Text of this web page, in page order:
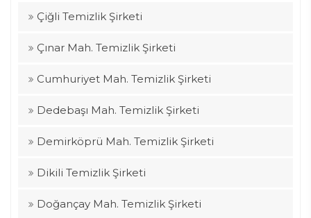
Çiğli Temizlik Şirketi
Çınar Mah. Temizlik Şirketi
Cumhuriyet Mah. Temizlik Şirketi
Dedebaşı Mah. Temizlik Şirketi
Demirköprü Mah. Temizlik Şirketi
Dikili Temizlik Şirketi
Doğançay Mah. Temizlik Şirketi